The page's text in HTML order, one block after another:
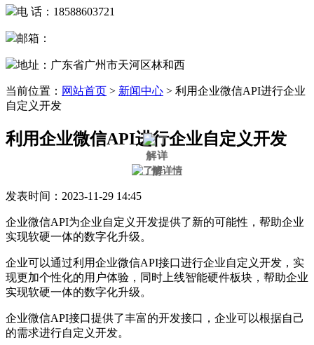
电 话：18588603721
邮箱：
地址：广东省广州市天河区林和西
当前位置： 网站首页 > 新闻中心 > 利用企业微信API进行企业
自定义开发
利用企业微信API进行企业自定义开发
发表时间：2023-11-29 14:45
企业微信API为企业自定义开发提供了新的可能性，帮助企业
实现软硬一体的数字化升级。
企业可以通过利用企业微信API接口进行企业自定义开发，实
现更加个性化的用户体验，同时上线智能硬件板块，帮助企业
实现软硬一体的数字化升级。
企业微信API接口提供了丰富的开发接口，企业可以根据自己
的需求进行自定义开发。